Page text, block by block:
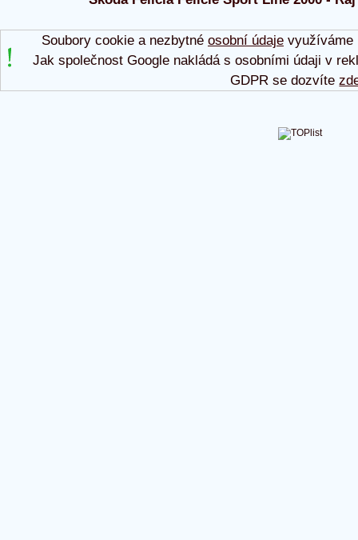
Soubory cookie a nezbytné osobní údajevyužíváme
Jak společnost Google nakládá s osobními údaji v
GDPR se dozvíte